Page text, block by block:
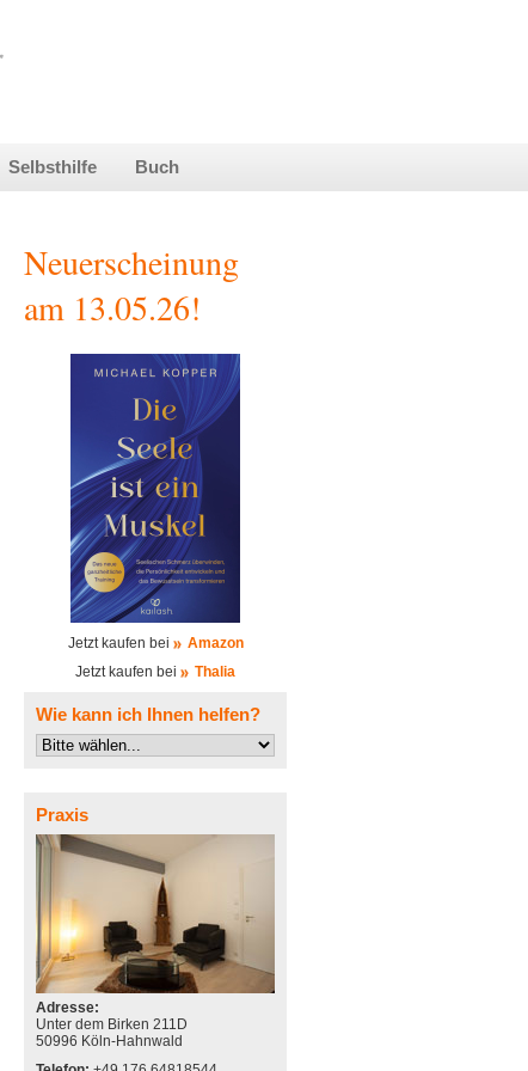
Selbsthilfe Buch
Neuerscheinung
am 13.05.26!
Jetzt kaufen bei
Amazon
Jetzt kaufen bei
Thalia
Wie kann ich Ihnen helfen?
Praxis
Adresse:
Unter dem Birken 211D
50996 Köln-Hahnwald